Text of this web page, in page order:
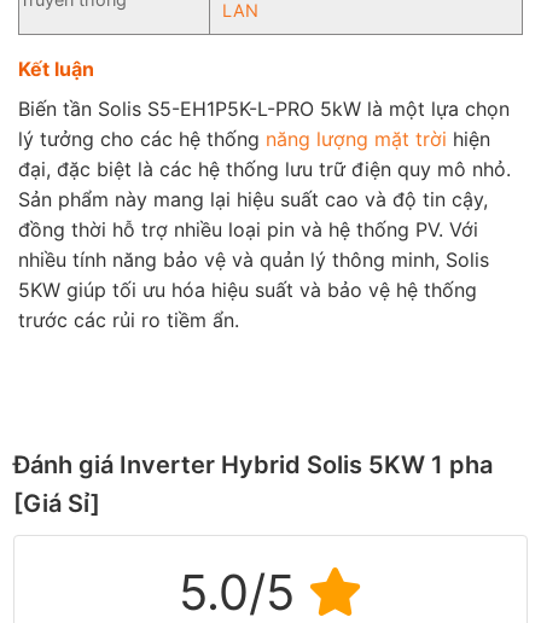
LAN
Kết luận
Biến tần Solis S5-EH1P5K-L-PRO 5kW là một lựa chọn
lý tưởng cho các hệ thống năng lượng mặt trời hiện
đại, đặc biệt là các hệ thống lưu trữ điện quy mô nhỏ.
Sản phẩm này mang lại hiệu suất cao và độ tin cậy,
đồng thời hỗ trợ nhiều loại pin và hệ thống PV. Với
nhiều tính năng bảo vệ và quản lý thông minh, Solis
5KW giúp tối ưu hóa hiệu suất và bảo vệ hệ thống
trước các rủi ro tiềm ẩn.
Đánh giá Inverter Hybrid Solis 5KW 1 pha
[Giá Sỉ]
5.0/5